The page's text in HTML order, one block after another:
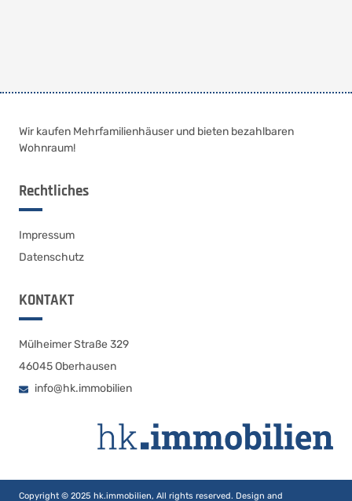
Wir kaufen Mehrfamilienhäuser und bieten bezahlbaren
Wohnraum!
Rechtliches
Impressum
Datenschutz
KONTAKT
Mülheimer Straße 329
46045 Oberhausen
info@hk.immobilien
Copyright © 2025 hk.immobilien, All rights reserved. Design and